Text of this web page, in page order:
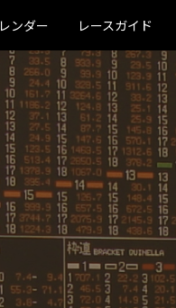
ンダー レースガイド